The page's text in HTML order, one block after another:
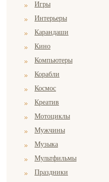
Игры
Интерьеры
Карандаши
Кино
Компьютеры
Корабли
Космос
Креатив
Мотоциклы
Мужчины
Музыка
Мультфильмы
Праздники